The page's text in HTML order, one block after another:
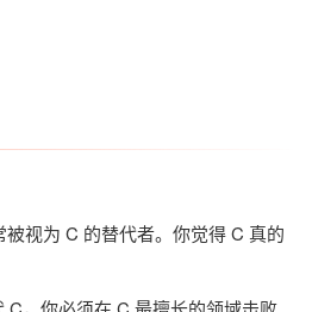
被视为 C 的替代者。你觉得 C 真的